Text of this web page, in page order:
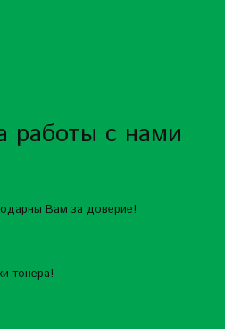
работы с нами
Вам за доверие!
тонера!